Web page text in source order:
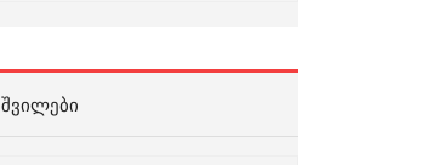
ᲨᲕᲘᲚᲔᲑᲘ